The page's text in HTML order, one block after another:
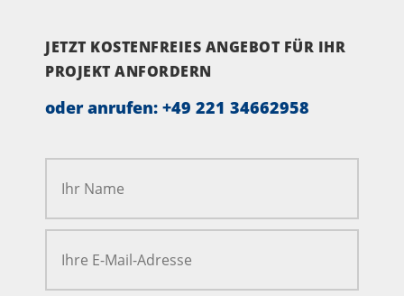
JETZT KOSTENFREIES ANGEBOT FÜR IHR
PROJEKT ANFORDERN
oder anrufen: +49 221 34662958